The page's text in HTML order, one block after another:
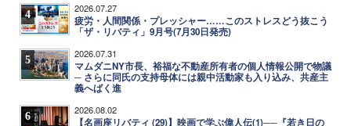
4 2026.07.27
疲労・人間関係・プレッシャー……このストレスどう抜こう
「ザ・リバティ」9月号(7月30日発売)
5 2026.07.31
マムダニNY市長、裕福な不動産所有者の個人情報公開で物議
─ さらに同氏の支持母体には親中活動家も入り込み、共産主
義へばく進
6 2026.08.02
【名画座リバティ (29)】映画で学ぶ偉人伝(1)──『若き日の